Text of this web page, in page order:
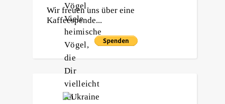
Vögel.
Viele
heimische
Vögel,
die
Dir
vielleicht
im
Wir freuen uns über eine
Kaffeespende...